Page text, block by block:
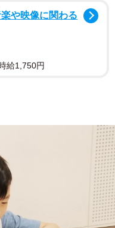
や映像に関わる
給1,750円